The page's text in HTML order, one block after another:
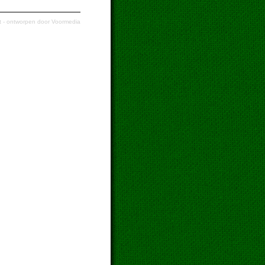
- ontworpen door Voormedia